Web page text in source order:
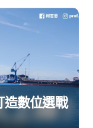
造數位選戰